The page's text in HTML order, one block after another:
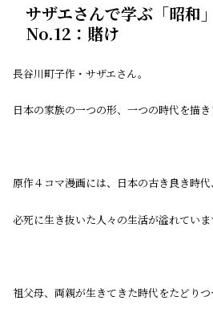
サザエさんで学ぶ「昭和
No.12：賭け
長谷川町子作・サザエさん。
日本の家族の一つの形、一つの時代を描き
原作４コマ漫画には、日本の古き良き時代、
必死に生き抜いた人々の生活が溢れていま
祖父母、両親が生きてきた時代をたどりつ